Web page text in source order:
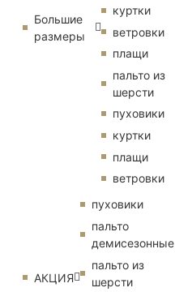
Большие
размеры
куртки
ветровки
плащи
пальто из
шерсти
пуховики
куртки
плащи
ветровки
АКЦИЯ
пуховики
пальто
демисезонные
пальто из
шерсти